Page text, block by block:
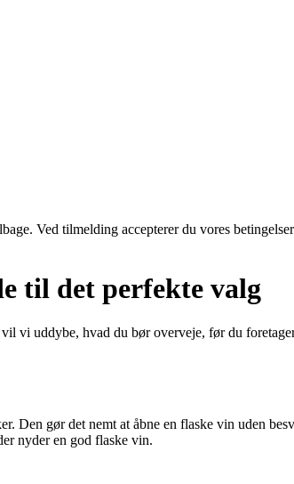
Ved tilmelding accepterer du vores
til det perfekte valg
vi uddybe, hvad du bør overveje, før du
gør det nemt at åbne en flaske vin uden
nyder en god flaske vin.